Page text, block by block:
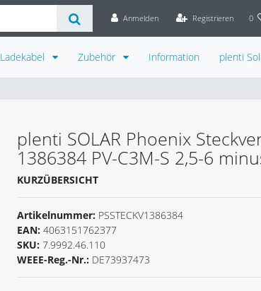
Anmelden Registrieren 0
Ladekabel Zubehör Information plenti
plenti SOLAR Phoenix
1386384 PV-C3M-S 2,5-6
KURZÜBERSICHT
Artikelnummer: PSSTECKV1386384
EAN: 4063151762377
SKU: 7.9992.46.110
WEEE-Reg.-Nr.: DE73937473